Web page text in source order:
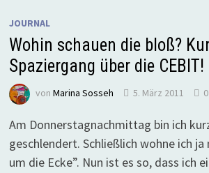
JOURNAL
Wohin schauen die bloß?
Spaziergang über die CEBIT!
von Marina Sosseh 5. März 2011 0
Am Donnerstagnachmittag bin ich
geschlendert. Schließlich wohne ich
um die Ecke”. Nun ist es so, dass ich